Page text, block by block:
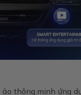
thông minh ứng